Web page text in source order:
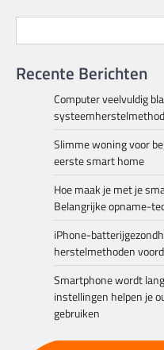
Recente Berichten
Computer veelvuldig
Slimme woning voor
eerste smart home
Hoe maak je met je
Belangrijke opname-
iPhone-
herstelmethoden
Smartphone wordt
instellingen helpen je
gebruiken